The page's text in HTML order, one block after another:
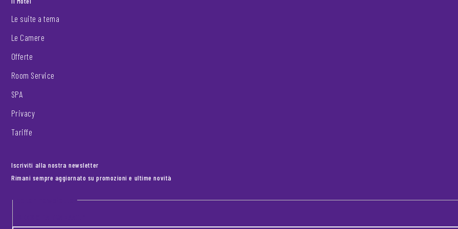
Le suite a tema
Le Camere
Offerte
Room Service
SPA
Privacy
Tariffe
Iscriviti alla nostra newsletter
Rimani sempre aggiornato su promozioni e ultime novità
Footer newsletter